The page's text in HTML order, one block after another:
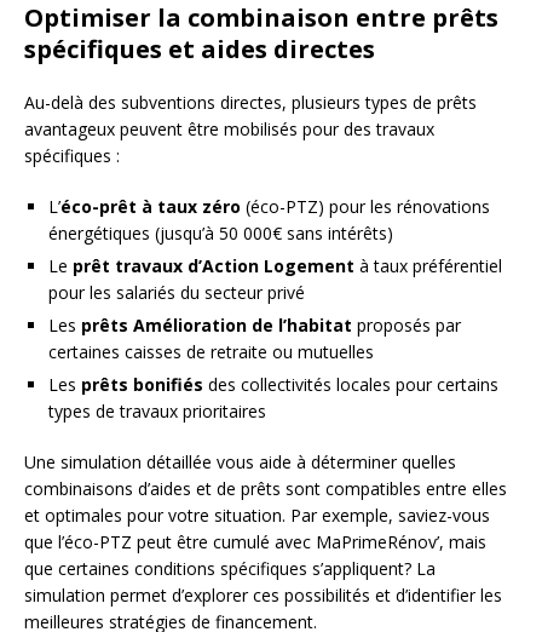
Optimiser la combinaison entre prêts
spécifiques et aides directes
Au-delà des subventions directes, plusieurs types de prêts
avantageux peuvent être mobilisés pour des travaux
spécifiques :
L’éco-prêt à taux zéro (éco-PTZ) pour les rénovations
énergétiques (jusqu’à 50 000€ sans intérêts)
Le prêt travaux d’Action Logement à taux préférentiel
pour les salariés du secteur privé
Les prêts Amélioration de l’habitat proposés par
certaines caisses de retraite ou mutuelles
Les prêts bonifiés des collectivités locales pour certains
types de travaux prioritaires
Une simulation détaillée vous aide à déterminer quelles
combinaisons d’aides et de prêts sont compatibles entre elles
et optimales pour votre situation. Par exemple, saviez-vous
que l’éco-PTZ peut être cumulé avec MaPrimeRénov’, mais
que certaines conditions spécifiques s’appliquent? La
simulation permet d’explorer ces possibilités et d’identifier les
meilleures stratégies de financement.